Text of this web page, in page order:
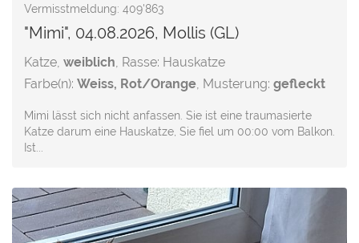
Vermisstmeldung: 409'863
"Mimi", 04.08.2026, Mollis (GL)
Katze, weiblich, Rasse: Hauskatze
Farbe(n): Weiss, Rot/Orange, Musterung: gefleckt
Mimi lässt sich nicht anfassen. Sie ist eine traumasierte
Katze darum eine Hauskatze, Sie fiel um 00:00 vom Balkon.
Ist...